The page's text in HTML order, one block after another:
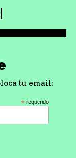
tu email:
* requerido